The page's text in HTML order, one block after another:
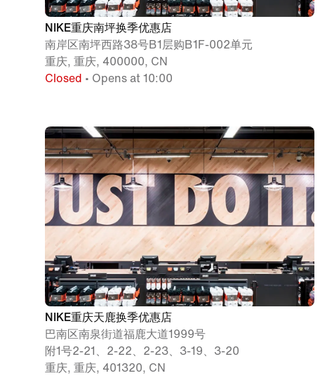
NIKE重庆南坪换季优惠店
南岸区南坪西路38号B1层购B1F-002单元
重庆, 重庆, 400000, CN
Closed • Opens at 10:00
NIKE重庆天鹿换季优惠店
巴南区南泉街道福鹿大道1999号
附1号2-21、2-22、2-23、3-19、3-20
重庆, 重庆, 401320, CN